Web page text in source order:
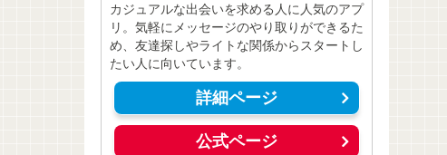
カジュアルな出会いを求める人に人気のアプ
リ。気軽にメッセージのやり取りができるた
め、友達探しやライトな関係からスタートし
たい人に向いています。
詳細ページ
公式ページ